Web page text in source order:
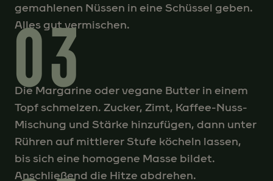
gemahlenen Nüssen in eine Schüssel geben.
Alles gut vermischen.
03
Die Margarine oder vegane Butter in einem
Topf schmelzen. Zucker, Zimt, Kaffee-Nuss-
Mischung und Stärke hinzufügen, dann unter
Rühren auf mittlerer Stufe köcheln lassen,
bis sich eine homogene Masse bildet.
Anschließend die Hitze abdrehen.